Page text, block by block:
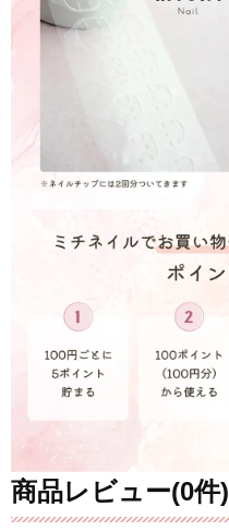
商品レビュー(0件)